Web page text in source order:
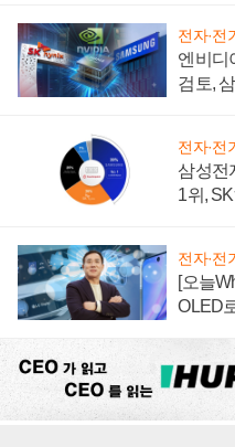
전자·전
엔비디
검토,
전자·전
삼성전
1위,
전자·전
[오늘
OLED